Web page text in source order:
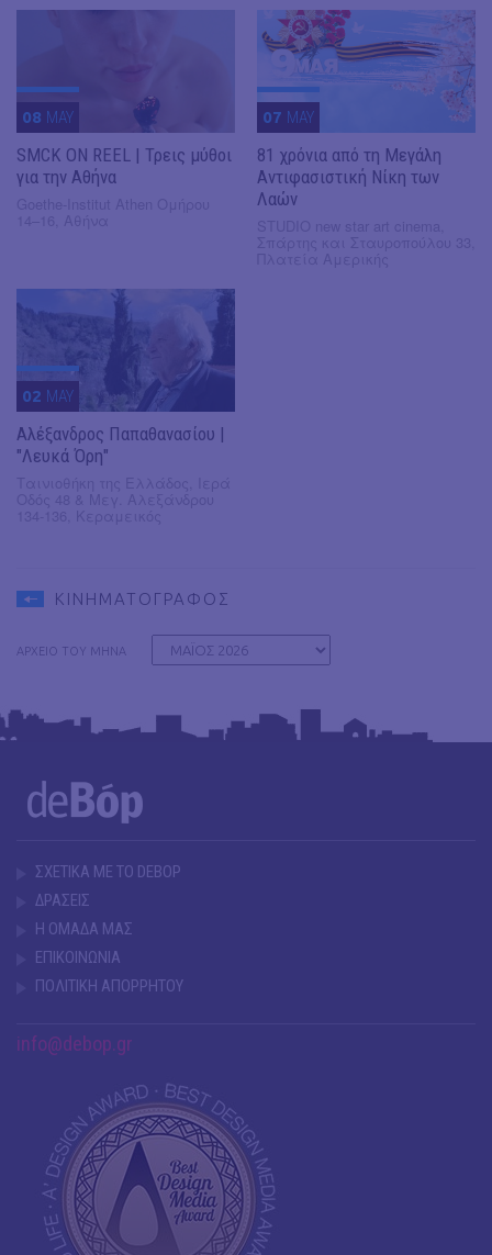
08 MAY
SMCK ON REEL | Τρεις μύθοι
για την Αθήνα
07 MAY
81 χρόνια από τη Μεγάλη
Αντιφασιστική Νίκη των
Λαών
02 MAY
Αλέξανδρος Παπαθανασίου |
"Λευκά Όρη"
ΚΙΝΗΜΑΤΟΓΡΑΦΟΣ
ΑΡΧΕΙΟ ΤΟΥ ΜΗΝΑ
ΣΧΕΤΙΚΑ ΜΕ ΤΟ DEBOP
ΔΡΑΣΕΙΣ
Η ΟΜΑΔΑ ΜΑΣ
ΕΠΙΚΟΙΝΩΝΙΑ
ΠΟΛΙΤΙΚΗ ΑΠΟΡΡΗΤΟΥ
info@debop.gr